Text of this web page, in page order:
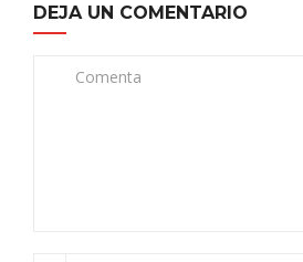
DEJA UN COMENTARIO
Comenta